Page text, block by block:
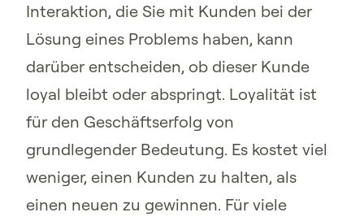
Interaktion, die Sie mit Kunden bei der
Lösung eines Problems haben, kann
darüber entscheiden, ob dieser Kunde
loyal bleibt oder abspringt. Loyalität ist
für den Geschäftserfolg von
grundlegender Bedeutung. Es kostet viel
weniger, einen Kunden zu halten, als
einen neuen zu gewinnen. Für viele